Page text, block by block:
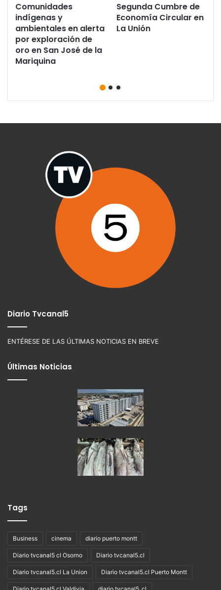
Comunidades
indígenas y
ambientales en alerta
por exploración de
oro en San José de la
Mariquina
Segunda Cumbre de
Economía Circular en
La Unión
Diario Tvcanal5
ENTÉRESE DE LAS ÚLTIMAS NOTICIAS EN BREVE
Últimas Noticias
Tags
Business cinema diario puerto montt
Diario tvcanal5 cl Osorno Diario tvcanal5.cl
Diario tvcanal5.cl La Union Diario tvcanal5.cl Puerto Montt